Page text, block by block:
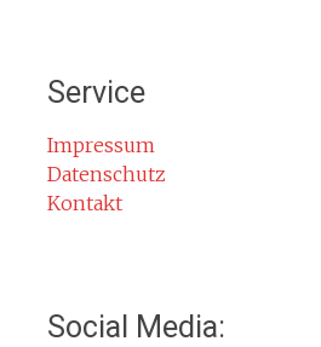
Rauchmelder
Rettungsgasse
Gefahr durch Kohlenmonoxid
Service
Impressum
Datenschutz
Kontakt
Social Media: